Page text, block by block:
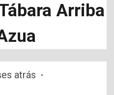
Arriba
atrás